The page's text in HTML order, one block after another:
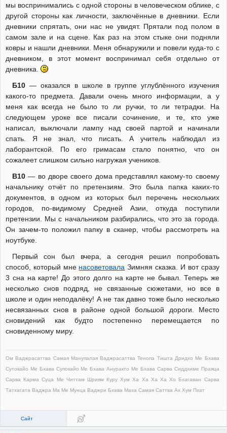
мы воспринимались с одной стороны в человеческом облике, с
другой стороны как личности, заключённые в дневники. Если
дневники спрятать, они нас не увидят. Прятали под полом в
самом зале и на сцене. Как раз на этом стыке они подняли
ковры и нашли дневники. Меня обнаружили и повели куда-то с
дневником, в этот момент воспринимал себя отдельно от
дневника.
Б10— оказался в школе в группе углублённого изучения
какого-то предмета. Давали очень много информации, а у
меня как всегда не было то ли ручки, то ли тетрадки. На
следующем уроке все писали сочинение, и те, кто уже
написал, выключали лампу над своей партой и начинали
спать. Я не знал, что писать. А учитель наблюдал из
лаборантской. По его гримасам стало понятно, что он
сожалеет слишком сильно нагружая учеников.
В10— во дворе своего дома представлял какому-то своему
начальнику отчёт по претензиям. Это была папка каких-то
документов, в одном из которых был перечень нескольких
городов, по-видимому Средней Азии, откуда поступили
претензии. Мы с начальником разбирались, что это за города.
Он зачем-то положил папку в сканер, чтобы рассмотреть на
ноутбуке.
Первый сон был вчера, а сегодня решил попробовать
способ, который мне насоветовала Зимняя сказка. И вот сразу
3 сна на карте! До этого долго на карте не бывал. Теперь же
несколько снов подряд, не связанные сюжетами, но все в
школе и один неподалёку! А не так давно тоже было несколько
несвязанных снов в районе одной большой дороги. Место
сновидений как будто постепенно перемещается по
сновиденному миру.
Ом Ваджрасаттва Самая Манупалая Ваджрасаттва Тенопа Тишта Дридхо Ме Бхава
Сутокайо Ме Бхава Супокайо Ме Бхава Ануракто Ме Бхава Сарва Сиддхиме Праяца
Сарва Карма Суца Ме Читтам Шриям Куру Хум Ха Ха Ха Ха Хо Бхагаван Сарва
Татхагата Ваджра Ма Ме Мунца Ваджри Бхава Маха Самая Саттва Ах Хум Пхат
Сайт